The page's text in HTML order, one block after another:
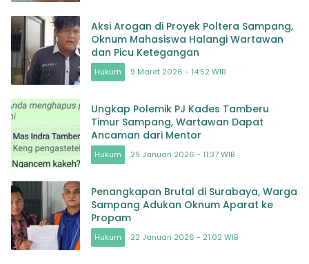
Aksi Arogan di Proyek Poltera Sampang,
Oknum Mahasiswa Halangi Wartawan
dan Picu Ketegangan
Hukum 9 Maret 2026 - 14:52 WIB
Ungkap Polemik PJ Kades Tamberu
Timur Sampang, Wartawan Dapat
Ancaman dari Mentor
Hukum 29 Januari 2026 - 11:37 WIB
Penangkapan Brutal di Surabaya, Warga
Sampang Adukan Oknum Aparat ke
Propam
Hukum 22 Januari 2026 - 21:02 WIB